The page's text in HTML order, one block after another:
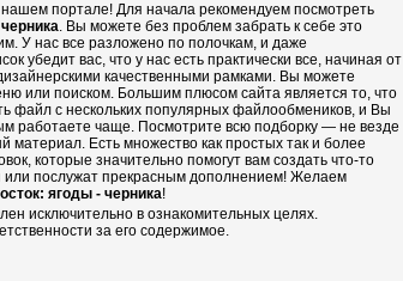
портале! Для начала рекомендуем посмотреть
. Вы можете без проблем забрать к себе это
У нас все разложено по полочкам, и даже
убедит вас, что у нас есть практически все, начиная от
качественными рамками. Вы можете
или поиском. Большим плюсом сайта является то, что
файл с нескольких популярных файлообмеников, и Вы
работаете чаще. Посмотрите всю подборку — не везде
материал. Есть множество как простых так и более
которые значительно помогут вам создать что-то
или послужат прекрасным дополнением! Желаем
ягоды - черника!
исключительно в ознакомительных целях.
за его содержимое.